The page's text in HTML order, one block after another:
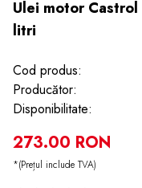
Ulei motor
litri
Cod produs:
Producător:
Disponibilitate:
273.00 RON
*(Prețul include TVA)